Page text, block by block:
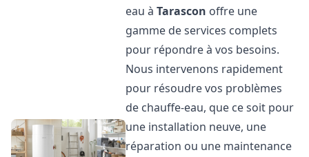
eau àTarascon offre une
gamme de services complets
pour répondre à vos besoins.
Nous intervenons rapidement
pour résoudre vos problèmes
de chauffe-eau, que ce soit pour
une installation neuve, une
réparation ou une maintenance